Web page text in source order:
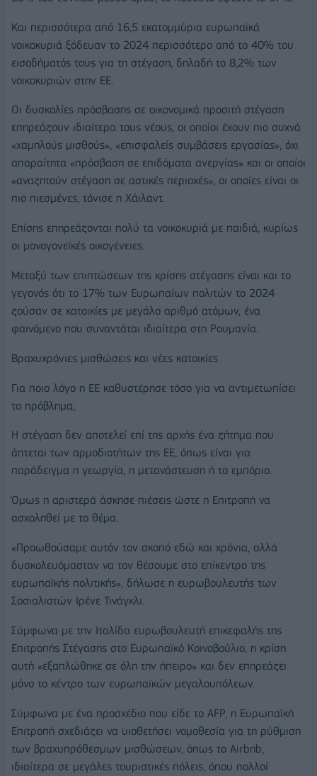
Και περισσότερα από 16,5 εκατομμύρια ευρωπαϊκά
νοικοκυριά ξόδευαν το 2024 περισσότερο από το 40% του
εισοδήματός τους για τη στέγαση, δηλαδή το 8,2% των
νοικοκυριών στην ΕΕ.
Οι δυσκολίες πρόσβασης σε οικονομικά προσιτή στέγαση
επηρεάζουν ιδιαίτερα τους νέους, οι οποίοι έχουν πιο συχνά
«χαμηλούς μισθούς», «επισφαλείς συμβάσεις εργασίας», όχι
απαραίτητα «πρόσβαση σε επιδόματα ανεργίας» και οι οποίοι
«αναζητούν στέγαση σε αστικές περιοχές», οι οποίες είναι οι
πιο πιεσμένες, τόνισε η Χάιλαντ.
Επίσης επηρεάζονται πολύ τα νοικοκυριά με παιδιά, κυρίως
οι μονογονεϊκές οικογένειες.
Μεταξύ των επιπτώσεων της κρίσης στέγασης είναι και το
γεγονός ότι το 17% των Ευρωπαίων πολιτών το 2024
ζούσαν σε κατοικίες με μεγάλο αριθμό ατόμων, ένα
φαινόμενο που συναντάται ιδιαίτερα στη Ρουμανία.
Βραχυχρόνιες μισθώσεις και νέες κατοικίες
Για ποιο λόγο η ΕΕ καθυστέρησε τόσο για να αντιμετωπίσει
το πρόβλημα;
Η στέγαση δεν αποτελεί επί της αρχής ένα ζήτημα που
άπτεται των αρμοδιοτήτων της ΕΕ, όπως είναι για
παράδειγμα η γεωργία, η μετανάστευση ή το εμπόριο.
Όμως η αριστερά άσκησε πιέσεις ώστε η Επιτροπή να
ασχοληθεί με το θέμα.
«Προωθούσαμε αυτόν τον σκοπό εδώ και χρόνια, αλλά
δυσκολευόμασταν να τον θέσουμε στο επίκεντρο της
ευρωπαϊκής πολιτικής», δήλωσε η ευρωβουλευτής των
Σοσιαλιστών Ιρένε Τινάγκλι.
Σύμφωνα με την Ιταλίδα ευρωβουλευτή επικεφαλής της
Επιτροπής Στέγασης στο Ευρωπαϊκό Κοινοβούλιο, η κρίση
αυτή «εξαπλώθηκε σε όλη την ήπειρο» και δεν επηρεάζει
μόνο το κέντρο των ευρωπαϊκών μεγαλουπόλεων.
Σύμφωνα με ένα προσχέδιο που είδε το AFP, η Ευρωπαϊκή
Επιτροπή σχεδιάζει να υιοθετήσει νομοθεσία για τη ρύθμιση
των βραχυπρόθεσμων μισθώσεων, όπως το Airbnb,
ιδιαίτερα σε μεγάλες τουριστικές πόλεις, όπου πολλοί